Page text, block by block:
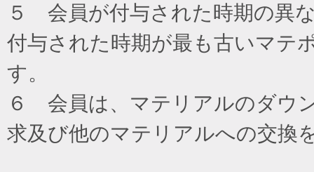
５ 会員が付与された時期の異
付与された時期が最も古いマテ
す。
６ 会員は、マテリアルのダウ
求及び他のマテリアルへの交換